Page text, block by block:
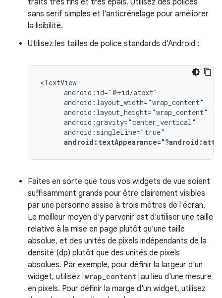
traits très fins et très épais. Utilisez des polices
sans serif simples et l'anticrénelage pour améliorer
la lisibilité.
Utilisez les tailles de police standards d'Android :
android:textAppearance="?android:attr/
Faites en sorte que tous vos widgets de vue soient
suffisamment grands pour être clairement visibles
par une personne assise à trois mètres de l'écran.
Le meilleur moyen d'y parvenir est d'utiliser une taille
relative à la mise en page plutôt qu'une taille
absolue, et des unités de pixels indépendants de la
densité (dp) plutôt que des unités de pixels
absolues. Par exemple, pour définir la largeur d'un
widget, utilisez wrap_content au lieu d'une mesure
en pixels. Pour définir la marge d'un widget, utilisez